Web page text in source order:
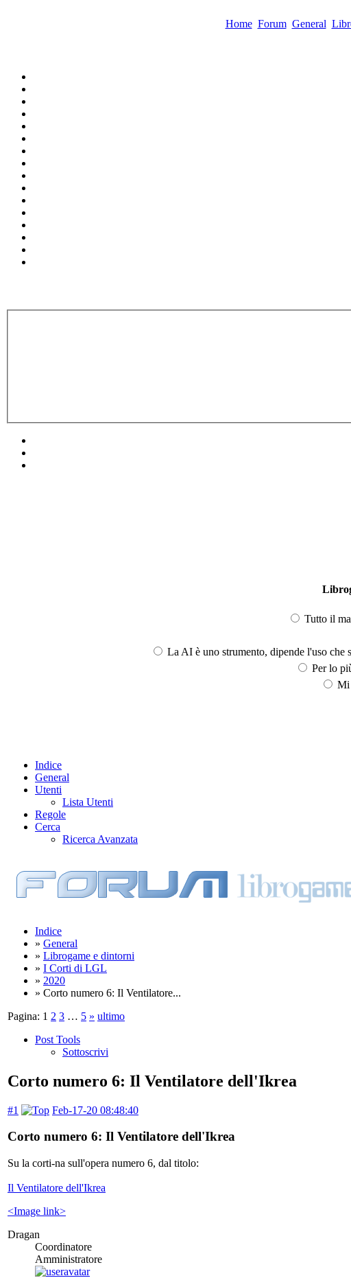
Home Forum General
Tutto il
La AI è uno strumento, dipende l'uso che
Per lo
Mi
Indice
General
Utenti
Lista Utenti
Regole
Cerca
Ricerca Avanzata
Indice
» General
» Librogame e dintorni
» I Corti di LGL
» 2020
» Corto numero 6: Il Ventilatore...
Pagina: 1 2 3 … 5 » ultimo
Post Tools
Sottoscrivi
Corto numero 6: Il Ventilatore dell'Ikrea
#1 Feb-17-20 08:48:40
Corto numero 6: Il Ventilatore dell'Ikrea
Su la corti-na sull'opera numero 6, dal titolo:
Il Ventilatore dell'Ikrea
<Image link>
Dragan
Coordinatore
Amministratore